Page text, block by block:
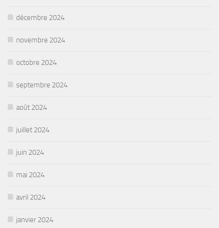
décembre 2024
novembre 2024
octobre 2024
septembre 2024
août 2024
juillet 2024
juin 2024
mai 2024
avril 2024
janvier 2024